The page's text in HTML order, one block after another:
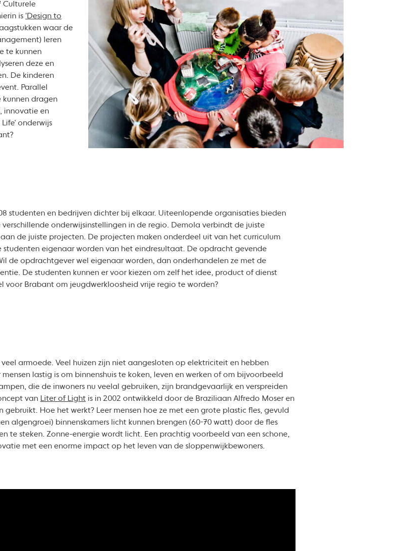
Culturele
is 'Design to
waar de
leren
te kunnen
deze en
De kinderen
Parallel
kunnen dragen
innovatie en
onderwijs
studenten en bedrijven dichter bij elkaar. Uiteenlopende organisaties bieden
onderwijsinstellingen in de regio. Demola verbindt de juiste
de juiste projecten. De projecten maken onderdeel uit van het curriculum
studenten eigenaar worden van het eindresultaat. De opdracht gevende
de opdrachtgever wel eigenaar worden, dan onderhandelen ze met de
De studenten kunnen er voor kiezen om zelf het idee, product of dienst
voor Brabant om jeugdwerkloosheid vrije regio te worden?
veel armoede. Veel huizen zijn niet aangesloten op elektriciteit en hebben
lastig is om binnenshuis te koken, leven en werken of om bijvoorbeeld
die de inwoners nu veelal gebruiken, zijn brandgevaarlijk en verspreiden
van Liter of Light is in 2002 ontwikkeld door de Braziliaan Alfredo Moser en
Hoe het werkt? Leer mensen hoe ze met een grote plastic fles, gevuld
algengroei) binnenskamers licht kunnen brengen (60-70 watt) door de fles
te steken. Zonne-energie wordt licht. Een prachtig voorbeeld van een schone,
met een enorme impact op het leven van de sloppenwijkbewoners.